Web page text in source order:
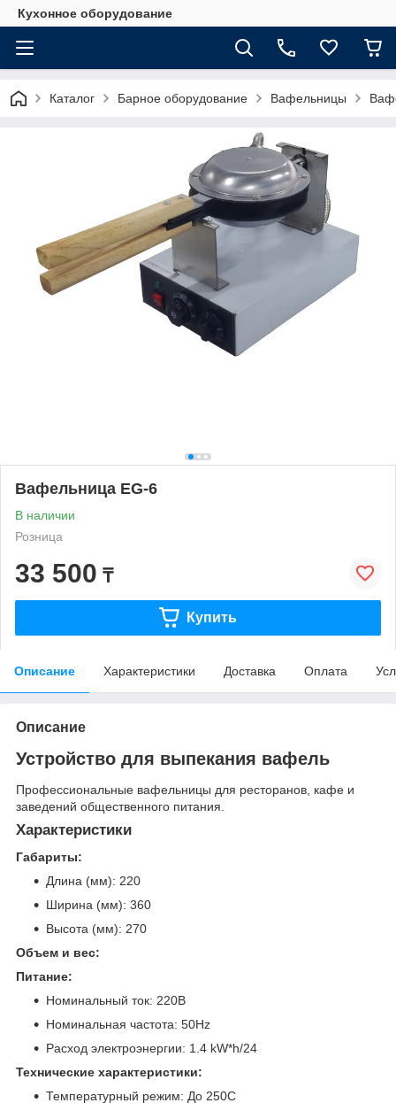
Кухонное оборудование
Каталог Барное оборудование Вафельницы
Вафельница EG-6
В наличии
Розница
33 500 ₸
Купить
Описание Характеристики Доставка Оплата
Описание
Устройство для выпекания вафель
Профессиональные вафельницы для ресторанов, кафе и
заведений общественного питания.
Характеристики
Габариты:
Длина (мм): 220
Ширина (мм): 360
Высота (мм): 270
Объем и вес:
Питание:
Номинальный ток: 220В
Номинальная частота: 50Hz
Расход электроэнергии: 1.4 kW*h/24
Технические характеристики:
Температурный режим: До 250С